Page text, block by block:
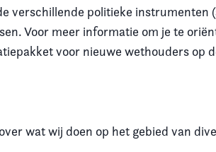
verschillende politieke instrumenten
Voor meer informatie om je te
voor nieuwe wethouders op
wat wij doen op het gebied van